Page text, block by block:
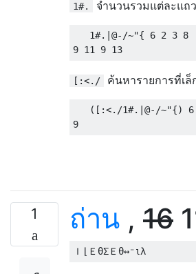
1#. จำนวนรวมแต่ละแถว
   1#.|@-/~"{ 6 2 3 8
[:<./ ค้นหารายการที่เ
([:<./1#.|@-/~"{)
1 ถ่าน , 16